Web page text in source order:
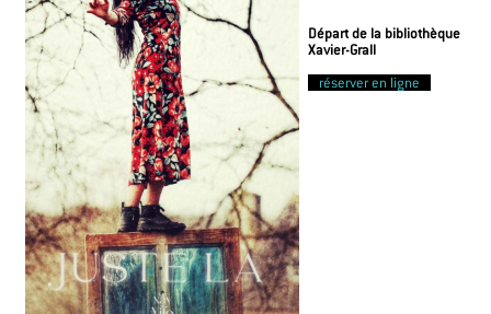
Départ de la bibliothèque
Xavier-Grall
réserver en ligne